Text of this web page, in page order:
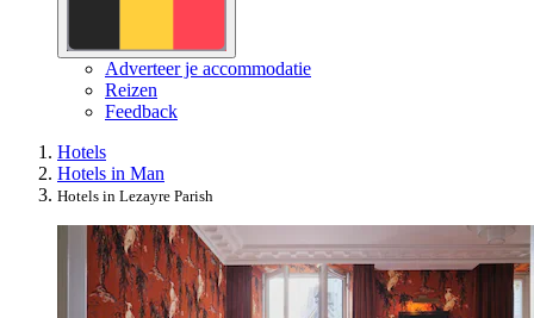
Adverteer je accommodatie
Reizen
Feedback
Hotels
Hotels in Man
Hotels in Lezayre Parish